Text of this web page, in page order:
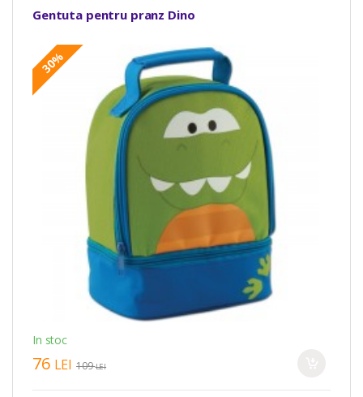
Gentuta pentru pranz Dino
30%
In stoc
76 LEI 109LEI